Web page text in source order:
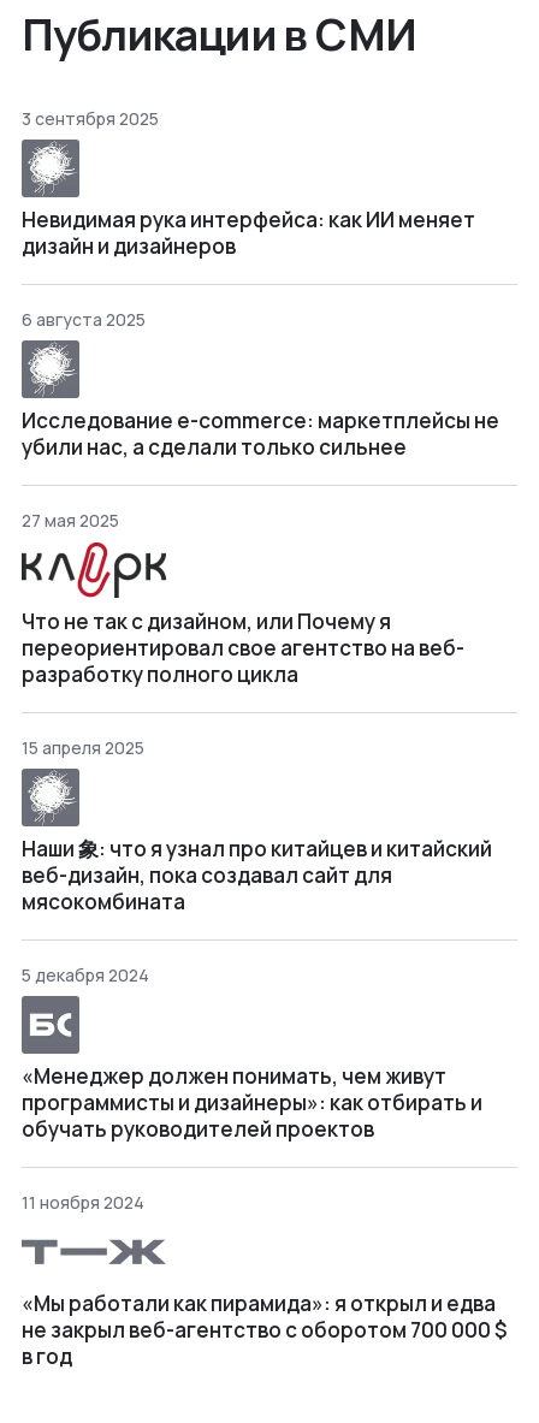
Публикации в СМИ
3 сентября 2025
Невидимая рука интерфейса: как ИИ меняет
дизайн и дизайнеров
6 августа 2025
Исследование e-commerce: маркетплейсы не
убили нас, а сделали только сильнее
27 мая 2025
Что не так с дизайном, или Почему я
переориентировал свое агентство на веб-
разработку полного цикла
15 апреля 2025
Наши 象: что я узнал про китайцев и китайский
веб-дизайн, пока создавал сайт для
мясокомбината
5 декабря 2024
«Менеджер должен понимать, чем живут
программисты и дизайнеры»: как отбирать и
обучать руководителей проектов
11 ноября 2024
«Мы работали как пирамида»: я открыл и едва
не закрыл веб⁠-⁠агентство с оборотом 700 000 $
в год